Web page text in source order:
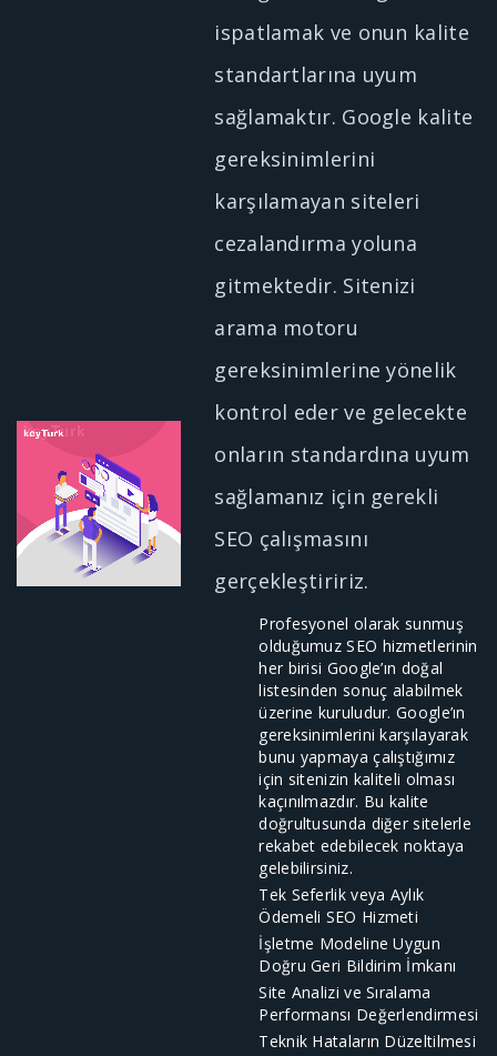
ispatlamak ve onun kalite
standartlarına uyum
sağlamaktır. Google kalite
gereksinimlerini
karşılamayan siteleri
cezalandırma yoluna
gitmektedir. Sitenizi
arama motoru
gereksinimlerine yönelik
kontrol eder ve gelecekte
onların standardına uyum
sağlamanız için gerekli
SEO çalışmasını
gerçekleştiririz.
Profesyonel olarak sunmuş
olduğumuz SEO hizmetlerinin
her birisi Google’ın doğal
listesinden sonuç alabilmek
üzerine kuruludur. Google’ın
gereksinimlerini karşılayarak
bunu yapmaya çalıştığımız
için sitenizin kaliteli olması
kaçınılmazdır. Bu kalite
doğrultusunda diğer sitelerle
rekabet edebilecek noktaya
gelebilirsiniz.
Tek Seferlik veya Aylık
Ödemeli SEO Hizmeti
İşletme Modeline Uygun
Doğru Geri Bildirim İmkanı
Site Analizi ve Sıralama
Performansı Değerlendirmesi
Teknik Hataların Düzeltilmesi